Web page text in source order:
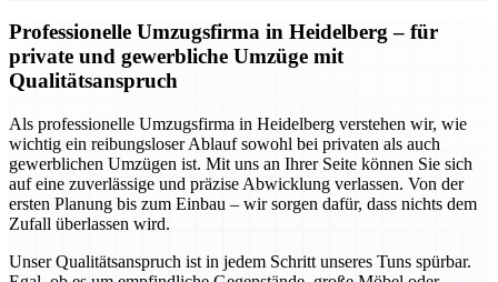
Professionelle Umzugsfirma in Heidelberg – für
private und gewerbliche Umzüge mit
Qualitätsanspruch
Als professionelle Umzugsfirma in Heidelberg verstehen wir, wie
wichtig ein reibungsloser Ablauf sowohl bei privaten als auch
gewerblichen Umzügen ist. Mit uns an Ihrer Seite können Sie sich
auf eine zuverlässige und präzise Abwicklung verlassen. Von der
ersten Planung bis zum Einbau – wir sorgen dafür, dass nichts dem
Zufall überlassen wird.
Unser Qualitätsanspruch ist in jedem Schritt unseres Tuns spürbar.